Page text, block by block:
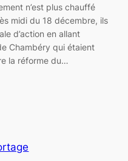
n’est plus chauffé
midi du 18 décembre, ils
d’action en allant
Chambéry qui étaient
la réforme du…